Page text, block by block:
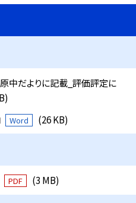
中だよりに記載_評価評定に
Word (26 KB)
PDF (3 MB)